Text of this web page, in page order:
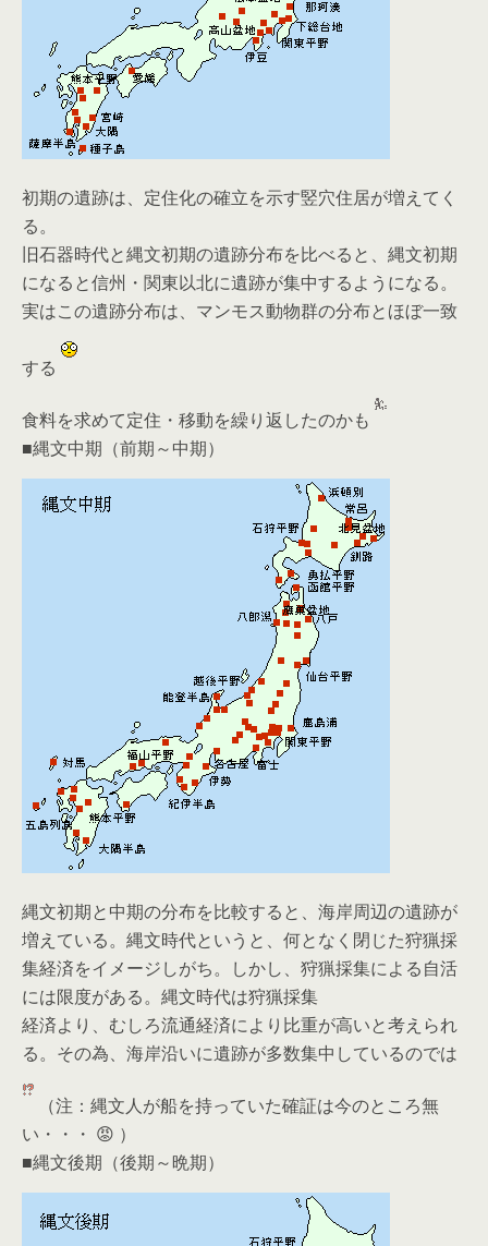
初期の遺跡は、定住化の確立を示す竪穴住居が増えてく
る。
旧石器時代と縄文初期の遺跡分布を比べると、縄文初期
になると信州・関東以北に遺跡が集中するようになる。
実はこの遺跡分布は、マンモス動物群の分布とほぼ一致
する
食料を求めて定住・移動を繰り返したのかも
■縄文中期（前期～中期）
縄文初期と中期の分布を比較すると、海岸周辺の遺跡が
増えている。縄文時代というと、何となく閉じた狩猟採
集経済をイメージしがち。しかし、狩猟採集による自活
には限度がある。縄文時代は狩猟採集
経済より、むしろ流通経済により比重が高いと考えられ
る。その為、海岸沿いに遺跡が多数集中しているのでは
（注：縄文人が船を持っていた確証は今のところ無
い・・・ 😡 ）
■縄文後期（後期～晩期）